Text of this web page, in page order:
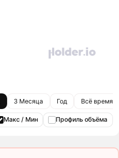
3 Месяца Год Всё время
Макс / Мин Профиль объёма